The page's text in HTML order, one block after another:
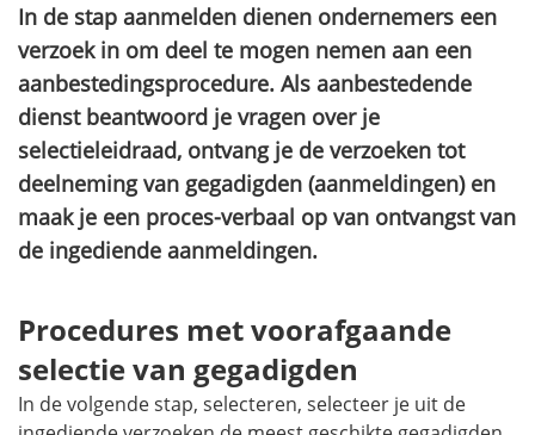
In de stap aanmelden dienen ondernemers een
verzoek in om deel te mogen nemen aan een
aanbestedingsprocedure. Als aanbestedende
dienst beantwoord je vragen over je
selectieleidraad, ontvang je de verzoeken tot
deelneming van gegadigden (aanmeldingen) en
maak je een proces-verbaal op van ontvangst van
de ingediende aanmeldingen.
Procedures met voorafgaande
selectie van gegadigden
In de volgende stap, selecteren, selecteer je uit de